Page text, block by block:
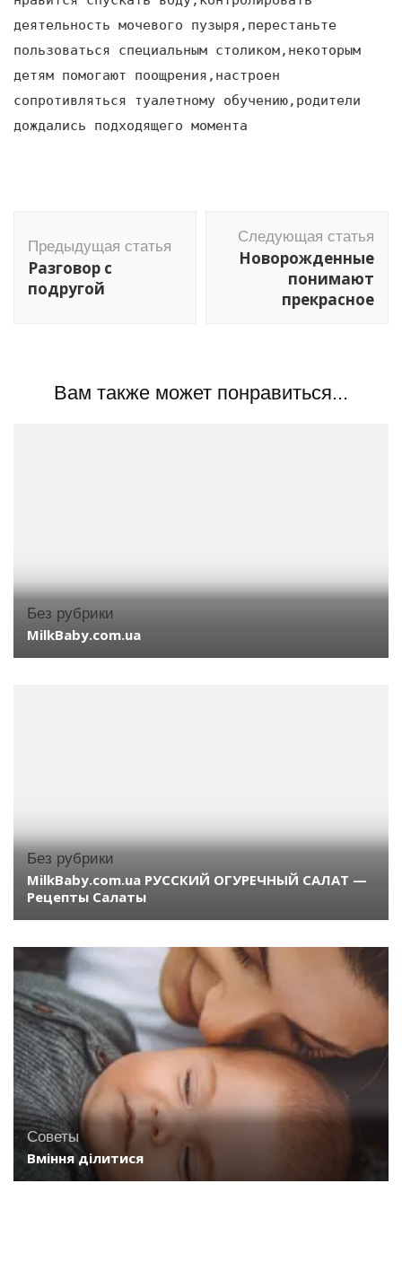
деятельность мочевого пузыря,перестаньте
пользоваться специальным столиком,некоторым
детям помогают поощрения,настроен
сопротивляться туалетному обучению,родители
дождались подходящего момента
по
записям
Предыдущая статья
Разговор с
подругой
Следующая статья
Новорожденные
понимают
прекрасное
Вам также может понравиться...
Без рубрики
MilkBaby.com.ua
Без рубрики
MilkBaby.com.ua РУССКИЙ ОГУРЕЧНЫЙ САЛАТ —
Рецепты Салаты
Советы
Вміння ділитися